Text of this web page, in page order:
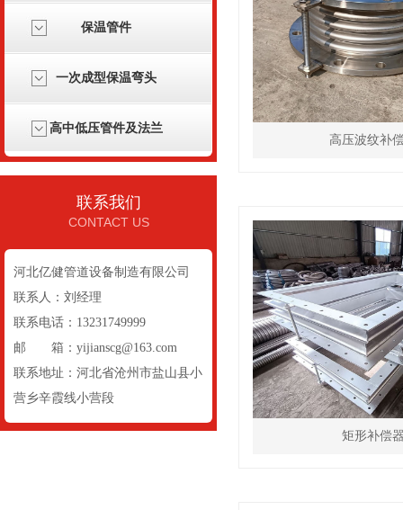
保温管件
一次成型保温弯头
高中低压管件及法兰
高压波纹补
矩形补偿
河北亿健管道设备制造有限公司
联系人：刘经理
联系电话：13231749999
邮 箱：yijianscg@163.com
联系地址：河北省沧州市盐山县小
营乡辛霞线小营段
联系我们
CONTACT US